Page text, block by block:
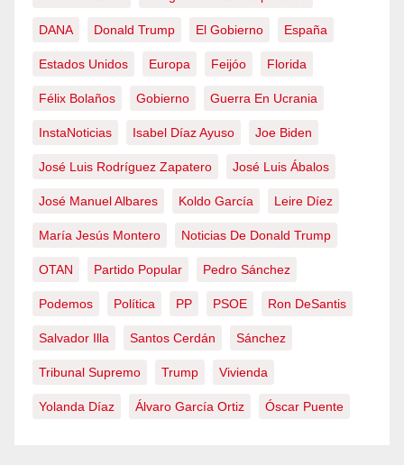
DANA Donald Trump El Gobierno España
Estados Unidos Europa Feijóo Florida
Félix Bolaños Gobierno Guerra En Ucrania
InstaNoticias Isabel Díaz Ayuso Joe Biden
José Luis Rodríguez Zapatero José Luis Ábalos
José Manuel Albares Koldo García Leire Díez
María Jesús Montero Noticias De Donald Trump
OTAN Partido Popular Pedro Sánchez
Podemos Política PP PSOE Ron DeSantis
Salvador Illa Santos Cerdán Sánchez
Tribunal Supremo Trump Vivienda
Yolanda Díaz Álvaro García Ortiz Óscar Puente